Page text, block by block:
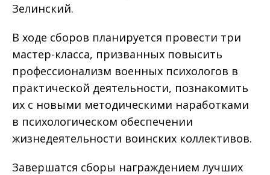
Зелинский.
В ходе сборов планируется провести три
мастер-класса, призванных повысить
профессионализм военных психологов в
практической деятельности, познакомить
их с новыми методическими наработками
в психологическом обеспечении
жизнедеятельности воинских коллективов.
Завершатся сборы награждением лучших